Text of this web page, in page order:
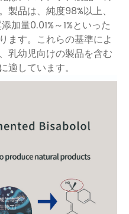
品は、純度98%以上、
量0.01%～1%といった
ます。これらの基準によ
乳幼児向けの製品を含む
しています。